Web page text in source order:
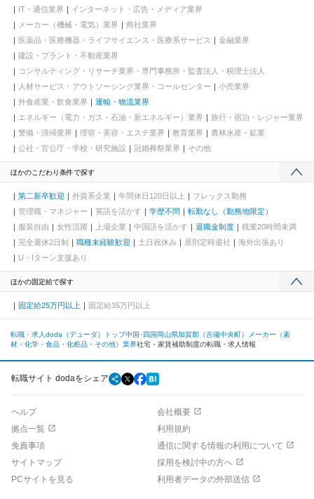
IT・通信業界
インターネット・広告・メディア業界
メーカー（機械・電気）業界
商社業界
医薬品・医療機器・ライフサイエンス・医療系サービス
金融業界
建設・プラント・不動産業界
コンサルティング・リサーチ業界・専門事務所・監査法人・税理士法人
人材サービス・アウトソーシング業界・コールセンター
小売業界
外食産業・飲食業界
運輸・物流業界
エネルギー（電力・ガス・石油・新エネルギー）業界
旅行・宿泊・レジャー業界
警備・清掃業界
理容・美容・エステ業界 教育業界
農林水産・鉱業
公社・官公庁・学校・研究施設
冠婚葬祭業界 その他
ほかのこだわり条件で探す
第二新卒歓迎 外資系企業 年間休日120日以上
フレックス勤務
管理職・マネジャー
英語を活かす 学歴不問
転勤なし（勤務地限定）
服装自由
女性活躍 上場企業 中国語を活かす 退職金制度
残業20時間未満
完全週休2日制
職種未経験歓迎 土日祝休み 原則定時退社
海外出張あり
U・Iターン支援あり
ほかの固定給で探す
固定給25万円以上 固定給35万円以上
転職・求人doda（デューダ）トップ中国･四国 岡山県加賀郡（吉備中央町）
メーカー（素
材・化学・食品・化粧品・その他）業界社宅・家賃補助制度の転職・求人情報
転職サイト dodaをシェア
ヘルプ
会社概要
拠点一覧
利用規約
免責事項
通信に関する情報の利用について
サイトマップ
採用を検討中の方へ
PCサイトを見る
利用者データの外部送信